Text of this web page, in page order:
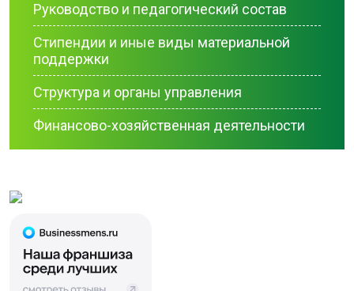
Руководство и педагогический состав
Стипендии и иные виды материальной
поддержки
Структура и органы управления
Финансово-хозяйственная деятельности